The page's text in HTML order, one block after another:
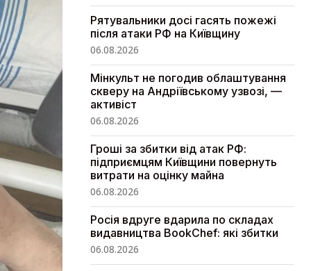
Рятувальники досі гасять пожежі
після атаки РФ на Київщину
06.08.2026
Мінкульт не погодив облаштування
скверу на Андріївському узвозі, —
активіст
06.08.2026
Гроші за збитки від атак РФ:
підприємцям Київщини повернуть
витрати на оцінку майна
06.08.2026
Росія вдруге вдарила по складах
видавництва BookChef: які збитки
06.08.2026